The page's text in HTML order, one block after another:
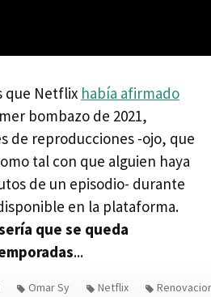
que Netflix había afirmado
bombazo de 2021,
de reproducciones -ojo, que
tal con que alguien haya
de un episodio- durante
en la plataforma.
que se queda
...
Omar Sy Netflix